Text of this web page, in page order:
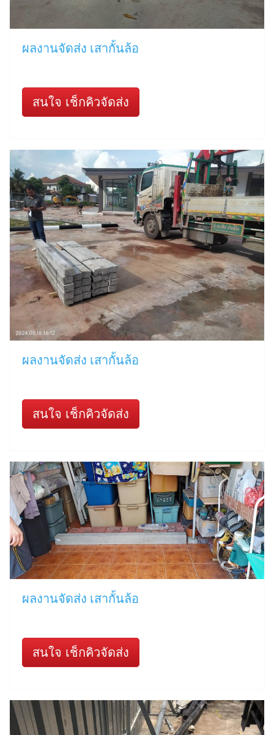
ผลงานจัดส่ง เสากั้นล้อ
สนใจ เช็กคิวจัดส่ง
ผลงานจัดส่ง เสากั้นล้อ
สนใจ เช็กคิวจัดส่ง
ผลงานจัดส่ง เสากั้นล้อ
สนใจ เช็กคิวจัดส่ง